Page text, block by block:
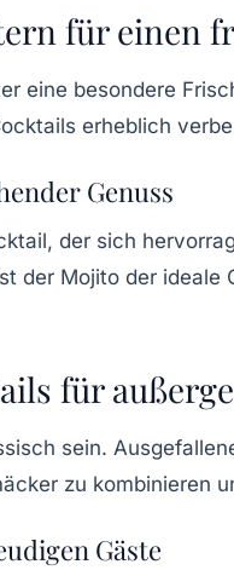
für einen
eine besondere
erheblich
Genuss
der sich
der Mojito der
für
sein.
zu kombinieren
Gäste